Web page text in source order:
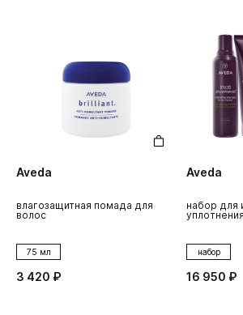
Aveda
влагозащитная помада для
волос
75 мл
3 420 ₽
Aveda
набор для
набор
16 950 ₽